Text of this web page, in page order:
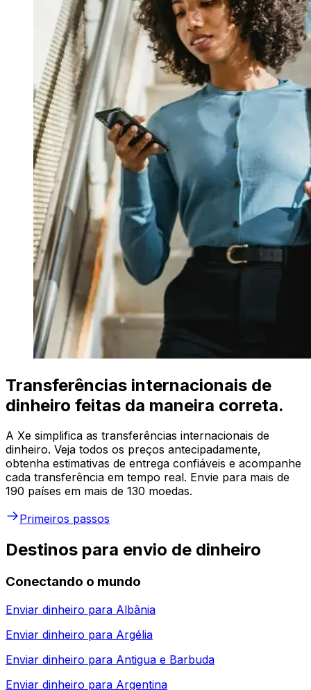
Transferências internacionais de
dinheiro feitas da maneira correta.
A Xe simplifica as transferências internacionais de
dinheiro. Veja todos os preços antecipadamente,
obtenha estimativas de entrega confiáveis e acompanhe
cada transferência em tempo real. Envie para mais de
190 países em mais de 130 moedas.
Primeiros passos
Destinos para envio de dinheiro
Conectando o mundo
Enviar dinheiro para Albânia
Enviar dinheiro para Argélia
Enviar dinheiro para Antigua e Barbuda
Enviar dinheiro para Argentina